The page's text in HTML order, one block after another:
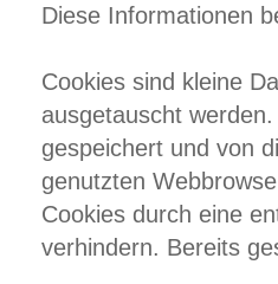
Diese Informationen
Cookies sind kleine
ausgetauscht
gespeichert und von
genutzten
Cookies durch eine
verhindern. Bereits